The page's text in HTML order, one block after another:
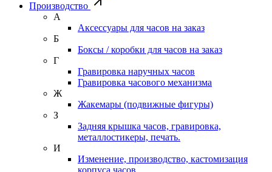
Производство
А
Аксессуары для часов на заказ
Б
Боксы / коробки для часов на заказ
Г
Гравировка наручных часов
Гравировка часового механизма
Ж
Жакемары (подвижные фигуры)
З
Задняя крышка часов, гравировка,
металлостикеры, печать.
И
Изменение, производство, кастомизация
корпуса часов